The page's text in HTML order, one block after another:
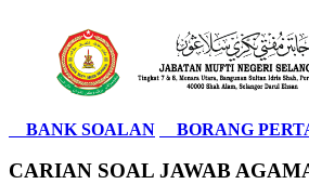
BANK SOALAN BORANG
CARIAN SOAL JAWAB